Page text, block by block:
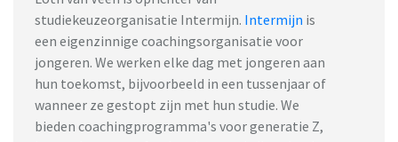
studiekeuzeorganisatie Intermijn. Intermijn is
een eigenzinnige coachingsorganisatie voor
jongeren. We werken elke dag met jongeren aan
hun toekomst, bijvoorbeeld in een tussenjaar of
wanneer ze gestopt zijn met hun studie. We
bieden coachingprogramma's voor generatie Z,